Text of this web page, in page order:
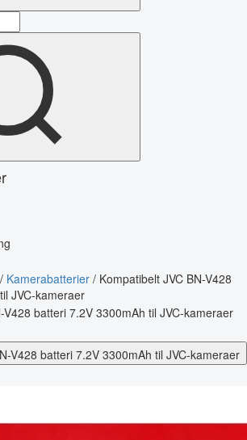
/ Kamerabatterier / Kompatibelt JVC BN-V428
JVC-kameraer